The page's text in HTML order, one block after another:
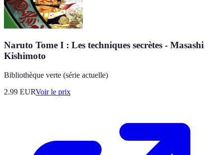
Naruto Tome I : Les techniques secrètes - Masashi
Kishimoto
Bibliothèque verte (série actuelle)
2.99 EURVoir le prix